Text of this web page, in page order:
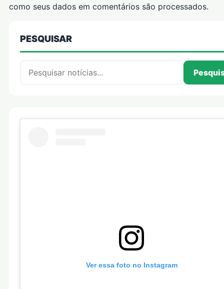
como seus dados em comentários são processados.
PESQUISAR
Pesquisar por:
Ver essa foto no Instagram